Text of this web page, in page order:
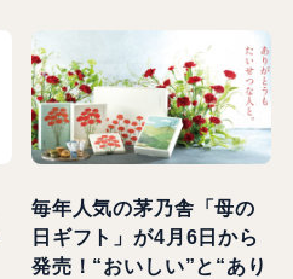
毎年人気の茅乃舎「母の
日ギフト」が4月6日から
発売！“おいしい”と“あり